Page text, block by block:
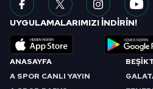
ANASAYFA
A SPOR CANLI YAYIN
UYGULAMALARIMIZI İNDİRİN!